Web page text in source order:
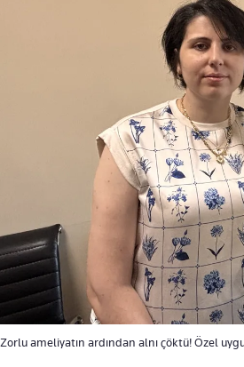
Zorlu ameliyatın ardından alnı çöktü! Özel